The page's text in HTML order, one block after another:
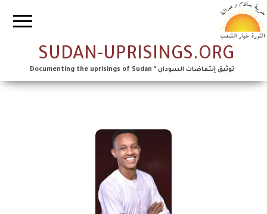
SUDAN-UPRISINGS.ORG
توثيق إنتفاضات السودان * Documenting the uprisings of Sudan